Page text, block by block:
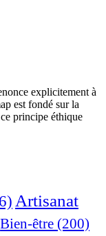
explicitement à
est fondé sur la
principe éthique
Artisanat
Bien-être (200)